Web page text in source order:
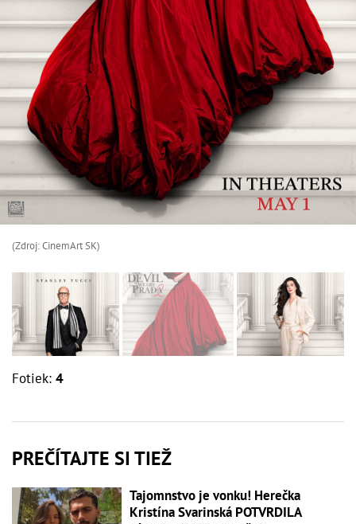
(Zdroj: CinemArt SK)
Fotiek: 4
PREČÍTAJTE SI TIEŽ
Tajomnstvo je vonku! Herečka
Kristína Svarinská POTVRDILA